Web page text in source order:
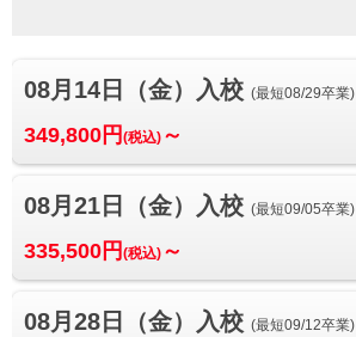
08月14日（金）入校 (最短08/29卒業)
349,800円 (税込) ～
08月21日（金）入校 (最短09/05卒業)
335,500円 (税込) ～
08月28日（金）入校 (最短09/12卒業)